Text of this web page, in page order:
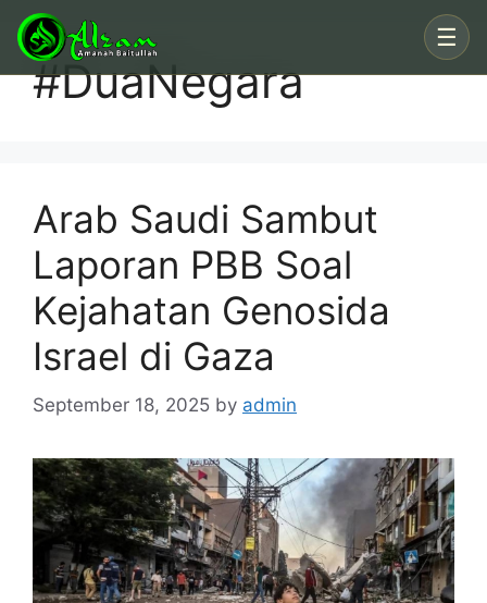
☰
Skip
content#DuaNegara
Arab Saudi Sambut
Laporan PBB Soal
Kejahatan Genosida
Israel di Gaza
September 18, 2025 by admin